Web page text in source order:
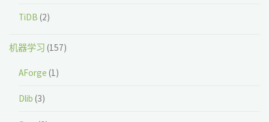
TiDB (2)
机器学习 (157)
AForge (1)
Dlib (3)